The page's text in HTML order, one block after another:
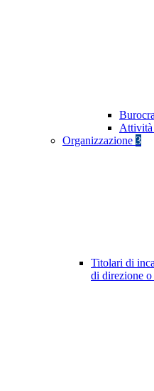
Attività
Organizzazione 3
Titolari di
di direzione